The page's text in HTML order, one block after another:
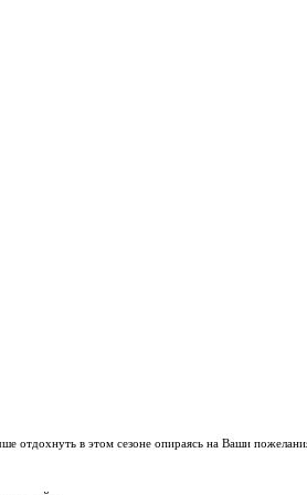
отдохнуть в этом сезоне опираясь на Ваши